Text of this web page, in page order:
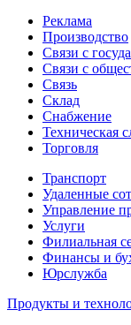
Реклама
Производство
Связи с
Связи с
Связь
Склад
Снабжение
Техническая
Торговля
Транспорт
Удаленные
Управление
Услуги
Филиальная
Финансы и
Юрслужба
Продукты и